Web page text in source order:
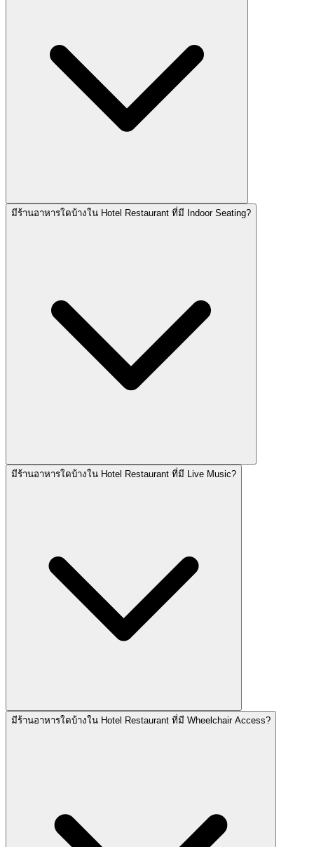
มีร้านอาหารใดบ้างใน Hotel Restaurant ที่มี Indoor Seating?
มีร้านอาหารใดบ้างใน Hotel Restaurant ที่มี Live Music?
มีร้านอาหารใดบ้างใน Hotel Restaurant ที่มี Wheelchair Access?